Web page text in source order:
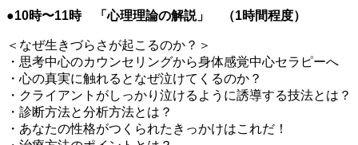
●10時〜11時 「心理理論の解説」 （1時間程度）
＜なぜ生きづらさが起こるのか？＞
・思考中心のカウンセリングから身体感覚中心セラピーへ
・心の真実に触れるとなぜ泣けてくるのか？
・クライアントがしっかり泣けるように誘導する技法とは？
・診断方法と分析方法とは？
・あなたの性格がつくられたきっかけはこれだ！